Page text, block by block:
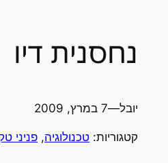
נחסנית דיו
יובל—7 במרץ, 2009
קטגוריות: טכנולוגיה, פניני